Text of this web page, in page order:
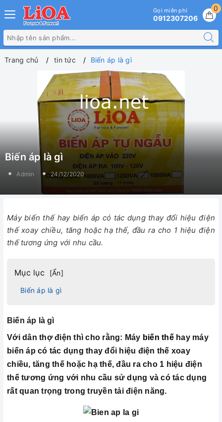
0
Gọi miễn phí
0912307206
Trang chủ tin tức Biến áp là gì
Biến áp là gì
Admin 24/12/2020
Máy biến thế hay biến áp có tác dụng thay đổi hiệu điện
thế xoay chiều, tăng hoặc hạ thế, đầu ra cho 1 hiệu điện
thế tương ứng với nhu cầu.
Mục lục [Ẩn]
Biến áp là gì
Biến áp là gì
Với dân thợ điện thì cho rằng: Máy biến thếhay máy
biến áp có tác dụng thay đổi hiệu điện thế xoay
chiều, tăng thế hoặc hạ thế, đầu ra cho 1 hiệu điện
thế tương ứng với nhu cầu sử dụng và có tác dụng
rất quan trọng trong truyền tải điện năng.